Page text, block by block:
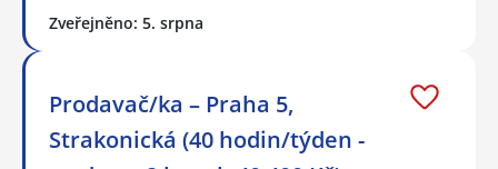
Zveřejněno: 5. srpna
Prodavač/ka – Praha 5,
Strakonická (40 hodin/týden -